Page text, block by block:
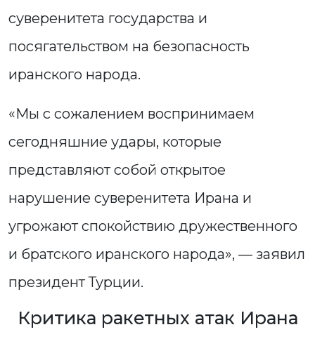
суверенитета государства и
посягательством на безопасность
иранского народа.
«Мы с сожалением воспринимаем
сегодняшние удары, которые
представляют собой открытое
нарушение суверенитета Ирана и
угрожают спокойствию дружественного
и братского иранского народа», — заявил
президент Турции.
Критика ракетных атак Ирана